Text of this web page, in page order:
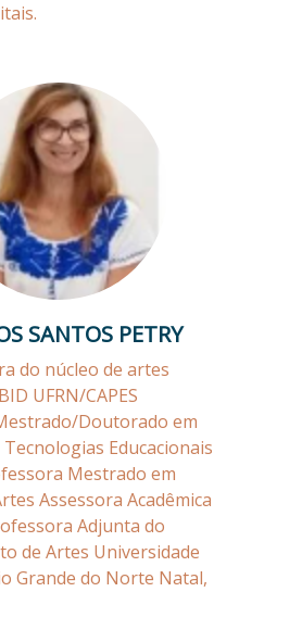
SANTOS PETRY
do núcleo de artes
UFRN/CAPES
Doutorado em
Educacionais
Mestrado em
Assessora Acadêmica
Adjunta do
de Artes Universidade
Grande do Norte Natal,